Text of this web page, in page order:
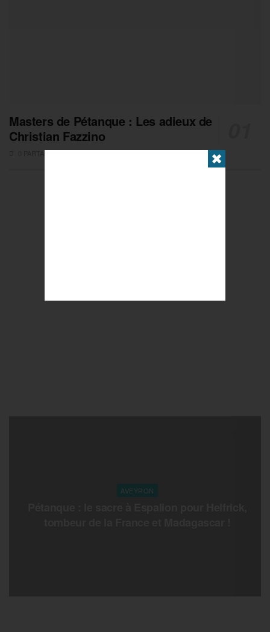
Masters de Pétanque : Les adieux de
Christian Fazzino
0 PARTAGES
AVEYRON
✖